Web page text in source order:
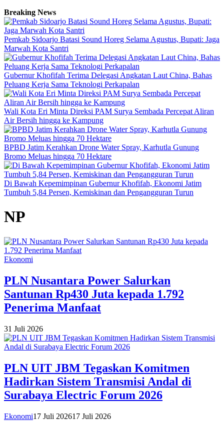
Breaking News
Pemkab Sidoarjo Batasi Sound Horeg Selama Agustus, Bupati: Jaga
Marwah Kota Santri
Gubernur Khofifah Terima Delegasi Angkatan Laut China, Bahas
Peluang Kerja Sama Teknologi Perkapalan
Wali Kota Eri Minta Direksi PAM Surya Sembada Percepat Aliran
Air Bersih hingga ke Kampung
BPBD Jatim Kerahkan Drone Water Spray, Karhutla Gunung
Bromo Meluas hingga 70 Hektare
Di Bawah Kepemimpinan Gubernur Khofifah, Ekonomi Jatim
Tumbuh 5,84 Persen, Kemiskinan dan Pengangguran Turun
NP
Ekonomi
PLN Nusantara Power Salurkan
Santunan Rp430 Juta kepada 1.792
Penerima Manfaat
31 Juli 2026
PLN UIT JBM Tegaskan Komitmen
Hadirkan Sistem Transmisi Andal di
Surabaya Electric Forum 2026
Ekonomi17 Juli 202617 Juli 2026